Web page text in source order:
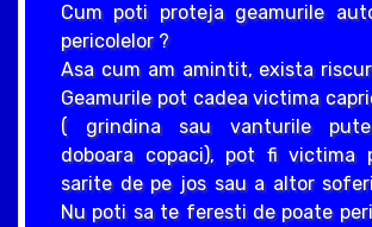
Cum poti proteja geamurile
pericolelor ?
Asa cum am amintit, exista
Geamurile pot cadea victima
( grindina sau vanturile
doboara copaci), pot fi victima
sarite de pe jos sau a altor
Nu poti sa te feresti de poate